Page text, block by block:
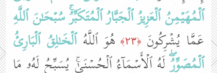
ٱلۡمُهَیۡمِنُٱلۡعَزِیزُٱلۡجَبَّارُٱلۡمُتَكَبِّرُۚسُبۡحَـٰنَ ٱللَّهِ
عَمَّا یُشۡرِكُونَ ﴿٢٣﴾ هُوَ ٱللَّهُٱلۡخَـٰلِقُ ٱلۡبَارِئُ
ٱلۡمُصَوِّرُۖلَهُ ٱلۡأَسۡمَاۤءُ ٱلۡحُسۡنَىٰۚ یُسَبِّحُ لَهُۥ مَا